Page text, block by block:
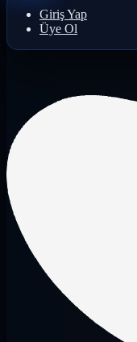
Giriş Yap
Üye Ol